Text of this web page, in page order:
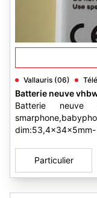
Vallauris (06)
Batterie neuve
Batterie neuve
dim:53,4x34x5mm-
Particulier